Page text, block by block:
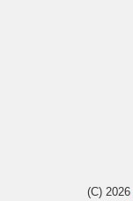
(C) 2026